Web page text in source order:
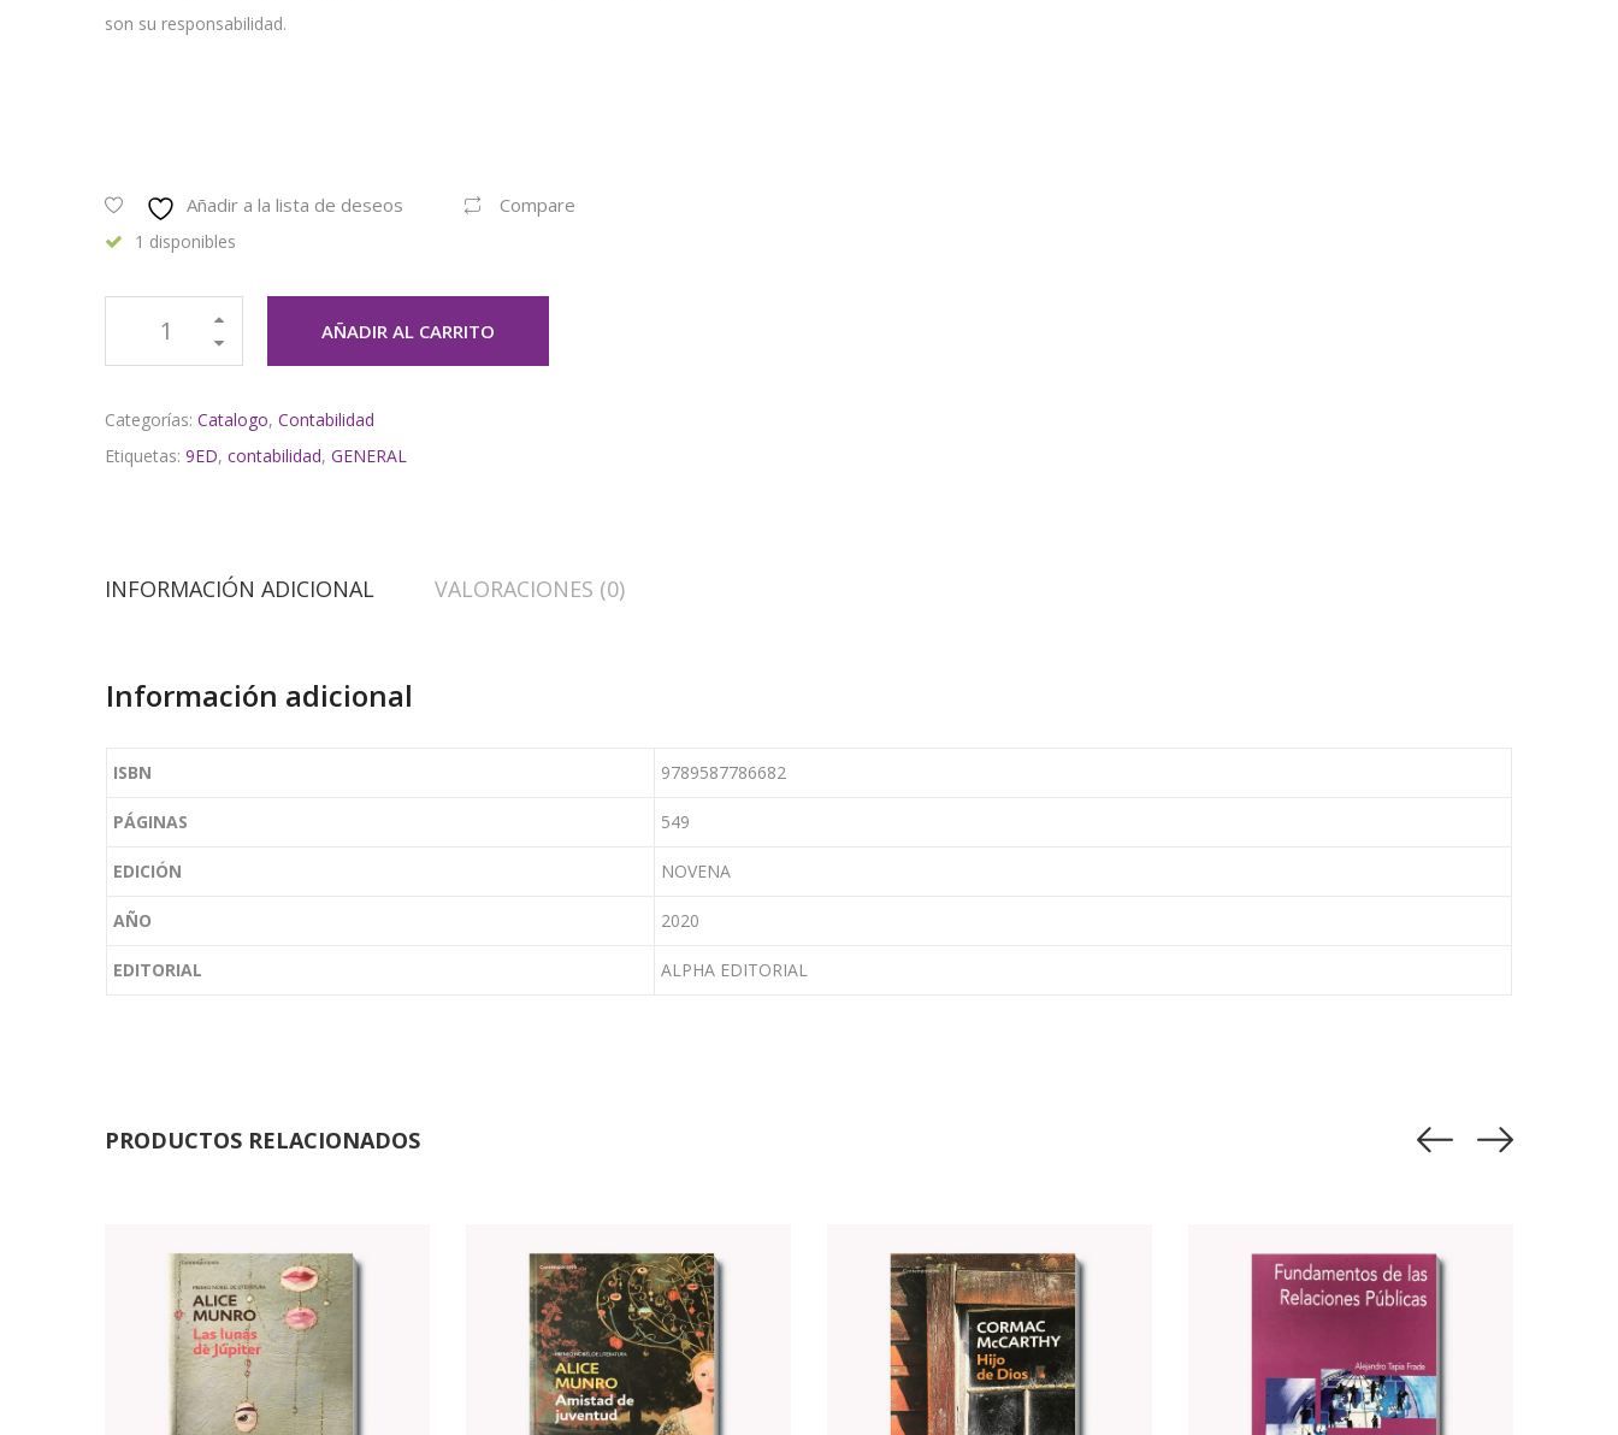
son su responsabilidad.
Añadir a la lista de deseos Compare
1 disponibles
AÑADIR AL CARRITO
Categorías: Catalogo, Contabilidad
Etiquetas: 9ED, contabilidad, GENERAL
INFORMACIÓN ADICIONAL VALORACIONES (0)
Información adicional
ISBN 9789587786682
PÁGINAS 549
EDICIÓN NOVENA
AÑO 2020
EDITORIAL ALPHA EDITORIAL
PRODUCTOS RELACIONADOS